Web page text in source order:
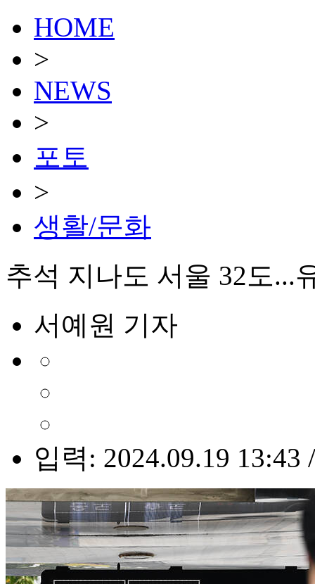
HOME
>
NEWS
>
포토
>
생활/문화
추석 지나도 서울 32도...
서예원 기자
입력: 2024.09.19 13:43